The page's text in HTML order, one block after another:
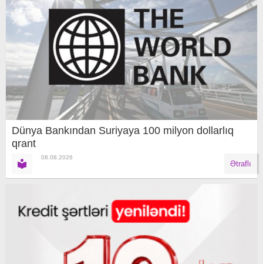
Dünya Bankından Suriyaya 100 milyon dollarlıq
qrant
08.08.2026
Ətraflı